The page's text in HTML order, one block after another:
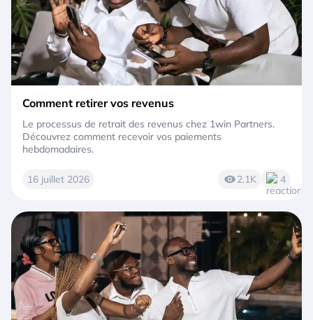
Comment retirer vos revenus
Le processus de retrait des revenus chez 1win Partners.
Découvrez comment recevoir vos paiements
hebdomadaires.
16 juillet 2026 2.1K 4